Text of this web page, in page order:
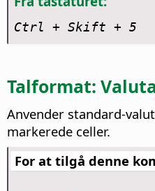
Ctrl + Skift + 5
Talformat:
Anvender standard-
markerede celler.
For at tilgå denne